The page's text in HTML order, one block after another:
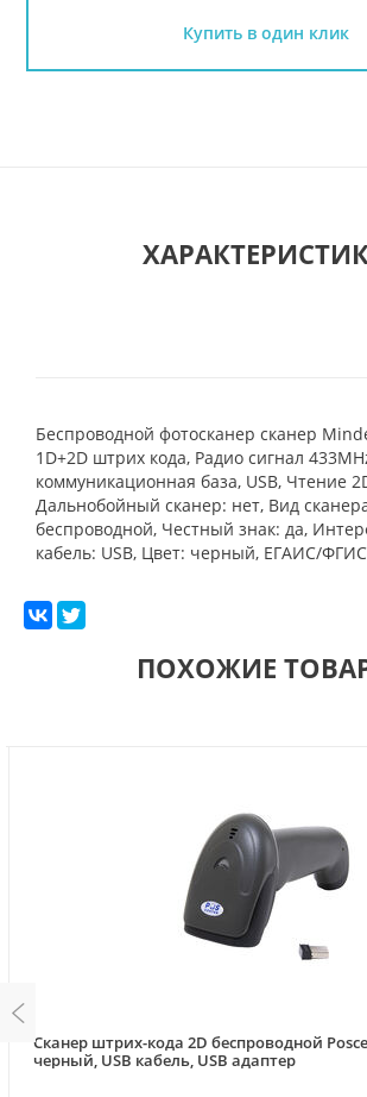
Купить в один клик
Беспроводной фотосканер сканер
1D+2D штрих кода, Радио сигнал
коммуникационная база, USB, Чтение
Дальнобойный сканер: нет, Вид
беспроводной, Честный знак: да,
кабель: USB, Цвет: черный, ЕГАИС/
ПОХОЖИЕ
Сканер штрих-кода 2D беспроводной
черный, USB кабель, USB адаптер